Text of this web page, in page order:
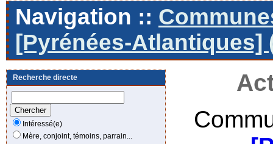
Navigation ::
[Pyrénées-Atlantiques]
Recherche directe
Intéressé(e)
Mère, conjoint, témoins, parrain...